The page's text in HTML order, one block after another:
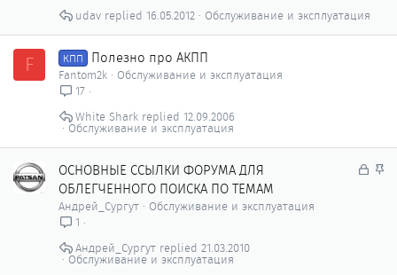
Обслуживание и эксплуатация
16.05.2012
udav
F КПП Полезно про АКПП
Fantom2k
Обслуживание и эксплуатация
17
Обслуживание и эксплуатация
12.09.2006
White Shark
З
З
ОСНОВНЫЕ ССЫЛКИ ФОРУМА ДЛЯ
ОБЛЕГЧЕННОГО ПОИСКА ПО ТЕМАМ
Андрей_Сургут
Обслуживание и эксплуатация
1
Обслуживание и эксплуатация
21.03.2010
Андрей_Сургут